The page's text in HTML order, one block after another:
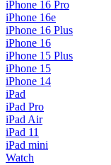
iPhone 16 Pro
iPhone 16e
iPhone 16 Plus
iPhone 16
iPhone 15 Plus
iPhone 15
iPhone 14
iPad
iPad Pro
iPad Air
iPad 11
iPad mini
Watch